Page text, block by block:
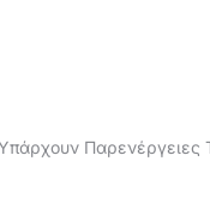
Παρενέργειες